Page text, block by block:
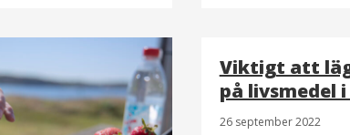
Viktigt att
på livsmedel
26 september 2022